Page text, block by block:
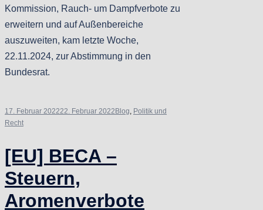
Kommission, Rauch- um Dampfverbote zu
erweitern und auf Außenbereiche
auszuweiten, kam letzte Woche,
22.11.2024, zur Abstimmung in den
Bundesrat.
17. Februar 202222. Februar 2022 Blog, Politik und
Recht
[EU] BECA –
Steuern,
Aromenverbote